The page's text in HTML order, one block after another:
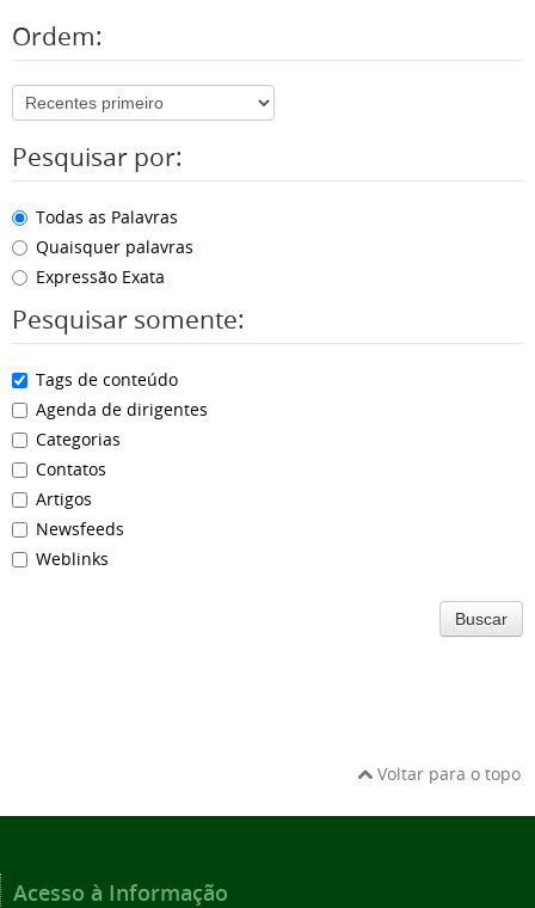
Ordem:
Pesquisar por:
Todas as Palavras
Quaisquer palavras
Expressão Exata
Pesquisar somente:
Tags de conteúdo
Agenda de dirigentes
Categorias
Contatos
Artigos
Newsfeeds
Weblinks
Buscar
Voltar para o topo
Acesso à Informação